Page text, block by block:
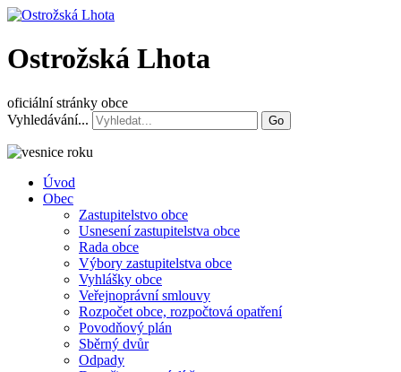
Ostrožská Lhota
oficiální stránky obce
Vyhledávání...
Go
Úvod
Obec
Zastupitelstvo obce
Usnesení zastupitelstva obce
Rada obce
Výbory zastupitelstva obce
Vyhlášky obce
Veřejnoprávní smlouvy
Rozpočet obce, rozpočtová opatření
Povodňový plán
Sběrný dvůr
Odpady